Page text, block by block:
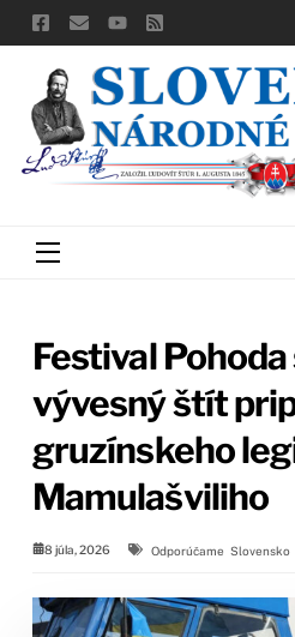
Skip
to
content
Menu
Festival Pohoda
vývesný štít
gruzínskeho
Mamulašviliho
8 júla, 2026 Odporúčame Slovensko